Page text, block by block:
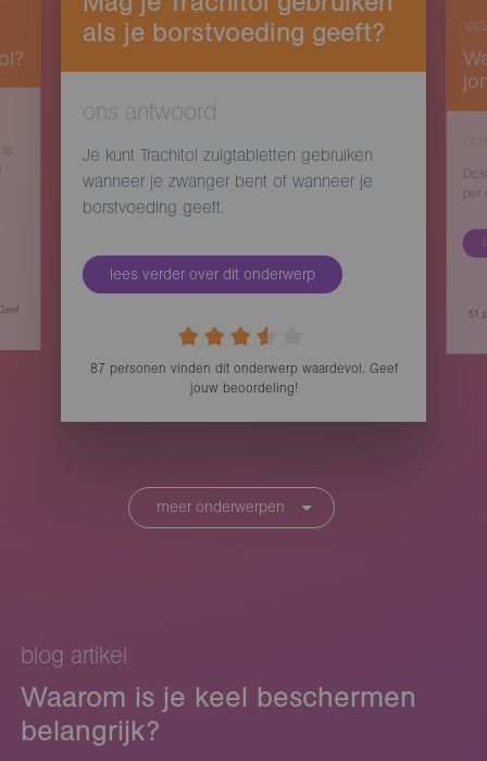
is
als je borstvoeding geeft?
ons antwoord
Je kunt Trachitol zuigtabletten gebruiken
wanneer je zwanger bent of wanneer je
borstvoeding geeft.
lees verder over dit onderwerp
87 personen vinden dit onderwerp waardevol. Geef
jouw beoordeling!
per
51
meer onderwerpen
blog artikel
Waarom is je keel beschermen
belangrijk?